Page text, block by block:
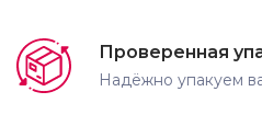
Проверенная
Надёжно упакуем